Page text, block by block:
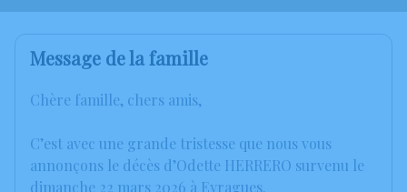
Message de la famille
Chère famille, chers amis,
C’est avec une grande tristesse que nous vous
annonçons le décès d’Odette HERRERO survenu le
dimanche 22 mars 2026 à Eyragues.